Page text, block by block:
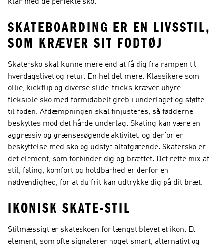
klar med de perfekte sko.
SKATEBOARDING ER EN LIVSSTIL,
SOM KRÆVER SIT FODTØJ
Skatersko skal kunne mere end at få dig fra rampen til
hverdagslivet og retur. En hel del mere. Klassikere som
ollie, kickflip og diverse slide-tricks kræver uhyre
fleksible sko med formidabelt greb i underlaget og støtte
til foden. Afdæmpningen skal finjusteres, så fødderne
beskyttes mod det hårde underlag. Skating kan være en
aggressiv og grænsesøgende aktivitet, og derfor er
beskyttelse med sko og udstyr altafgørende. Skatersko er
det element, som forbinder dig og brættet. Det rette mix af
stil, føling, komfort og holdbarhed er derfor en
nødvendighed, for at du frit kan udtrykke dig på dit bræt.
IKONISK SKATE-STIL
Stilmæssigt er skateskoen for længst blevet et ikon. Et
element, som ofte signalerer noget smart, alternativt og